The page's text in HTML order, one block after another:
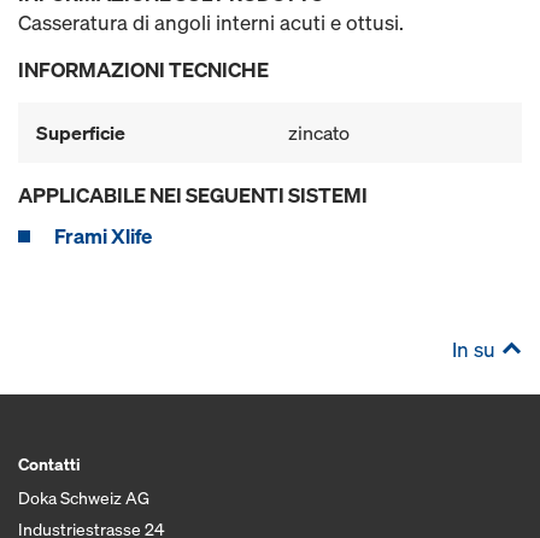
Casseratura di angoli interni acuti e ottusi.
INFORMAZIONI TECNICHE
Superficie zincato
APPLICABILE NEI SEGUENTI SISTEMI
Frami Xlife
In su
Contatti
Doka Schweiz AG
Industriestrasse 24